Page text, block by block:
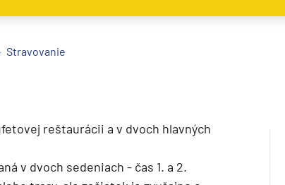
Stravovanie
reštaurácii a v dvoch hlavných
v dvoch sedeniach - čas 1. a 2.